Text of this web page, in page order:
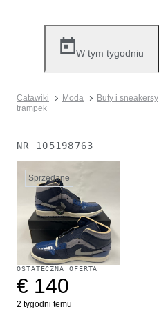
W tym tygodniu
Catawiki Moda Buty i sneakersy
trampek
NR 105198763
Sprzedane
OSTATECZNA OFERTA
€ 140
2 tygodni temu